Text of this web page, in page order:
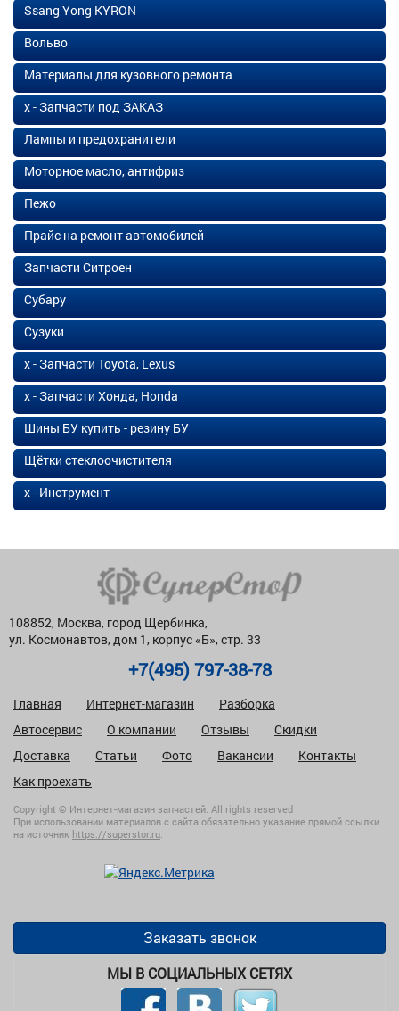
Ssang Yong KYRON
Вольво
Материалы для кузовного ремонта
х - Запчасти под ЗАКАЗ
Лампы и предохранители
Моторное масло, антифриз
Пежо
Прайс на ремонт автомобилей
Запчасти Ситроен
Субару
Сузуки
х - Запчасти Toyota, Lexus
х - Запчасти Хонда, Honda
Шины БУ купить - резину БУ
Щётки стеклоочистителя
х - Инструмент
108852, Москва, город Щербинка,
ул. Космонавтов, дом 1, корпус «Б», стр. 33
+7(495) 797-38-78
Главная Интернет-магазин
Разборка
Автосервис
О компании Отзывы
Скидки
Доставка
Статьи Фото Вакансии
Контакты
Как проехать
Copyright © Интернет-магазин запчастей. All rights reserved
При использовании материалов с сайта обязательно указание прямой ссылки
на источник https://superstor.ru.
Заказать звонок
МЫ В СОЦИАЛЬНЫХ СЕТЯХ